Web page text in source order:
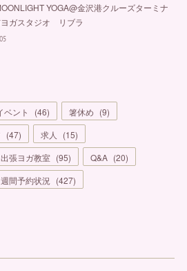
YOGA@金沢港クルーズターミナ
ガスタジオ リブラ
ベント (46) 箸休め (9)
(47) 求人 (15)
出張ヨガ教室 (95) Q&A (20)
週間予約状況 (427)